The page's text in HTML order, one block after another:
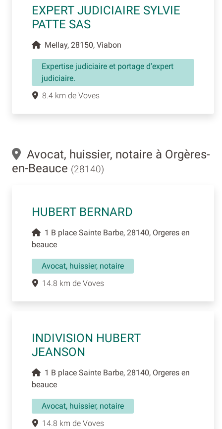
EXPERT JUDICIAIRE SYLVIE
PATTE SAS
Mellay, 28150, Viabon
Expertise judiciaire et portage d'expert
judiciaire.
8.4 km de Voves
Avocat, huissier, notaire à Orgères-
en-Beauce (28140)
HUBERT BERNARD
1 B place Sainte Barbe, 28140, Orgeres en
beauce
Avocat, huissier, notaire
14.8 km de Voves
INDIVISION HUBERT
JEANSON
1 B place Sainte Barbe, 28140, Orgeres en
beauce
Avocat, huissier, notaire
14.8 km de Voves